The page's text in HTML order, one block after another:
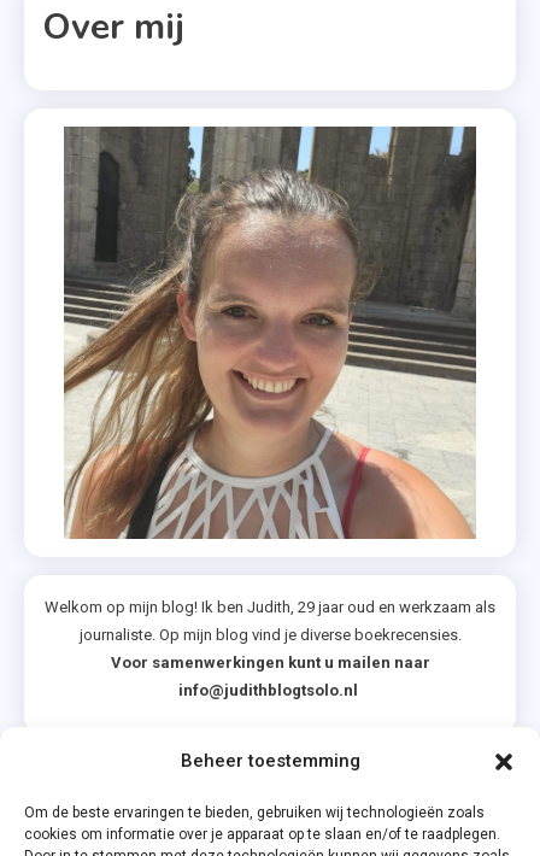
Beheer toestemming
Om de beste ervaringen te bieden, gebruiken wij technologieën zoals
cookies om informatie over je apparaat op te slaan en/of te raadplegen.
Over mij
Welkom op mijn blog! Ik ben Judith, 29 jaar oud en werkzaam als
journaliste. Op mijn blog vind je diverse boekrecensies.
Voor samenwerkingen kunt u mailen naar
info@judithblogtsolo.nl